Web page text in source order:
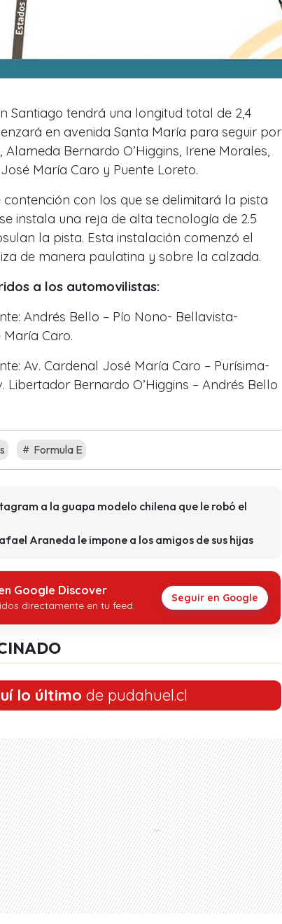
Santiago tendrá una longitud total de 2,4
en avenida Santa María para seguir por
Bernardo O’Higgins, Irene Morales,
María Caro y Puente Loreto.
con los que se delimitará la pista
instala una reja de alta tecnología de 2.5
la pista. Esta instalación comenzó el
de manera paulatina y sobre la calzada.
a los automovilistas:
Andrés Bello – Pío Nono- Bellavista-
Caro.
Av. Cardenal José María Caro – Purísima-
Libertador Bernardo O’Higgins – Andrés Bello
Formula E
a la guapa modelo chilena que le robó el
Araneda le impone a los amigos de sus hijas
Google Discover
directamente en tu feed.
Seguir en Google
lo último de pudahuel.cl